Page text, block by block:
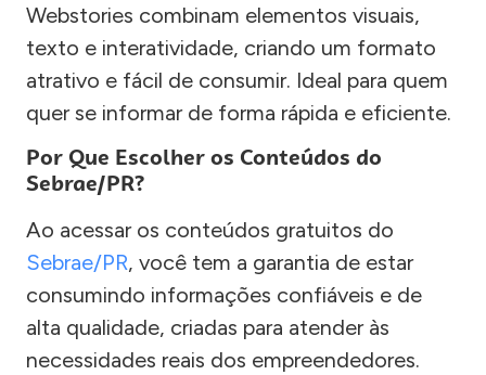
Webstories combinam elementos visuais,
texto e interatividade, criando um formato
atrativo e fácil de consumir. Ideal para quem
quer se informar de forma rápida e eficiente.
Por Que Escolher os Conteúdos do
Sebrae/PR?
Ao acessar os conteúdos gratuitos do
Sebrae/PR, você tem a garantia de estar
consumindo informações confiáveis e de
alta qualidade, criadas para atender às
necessidades reais dos empreendedores.